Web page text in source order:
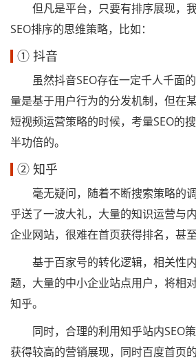
但凡是平台，只要有排序展现，
SEO排序的思维策略，比如：
① 抖音
虽然抖音SEO存在一定千人千面
量是基于用户行为的分发机制，但在
短视频运营策略的时候，考量SEO的
半功倍的。
② 知乎
毫无疑问，随着不断搜索策略的
乎送了一波大礼，大量的知识运营与
企业网站，很难在首页获得排名，甚
基于百家号的转化逻辑，相关性
题，大量的中小企业站点用户，将相
知乎。
同时，合理的利用知乎站内SEO
获得较高的营销展现，同时百度首页